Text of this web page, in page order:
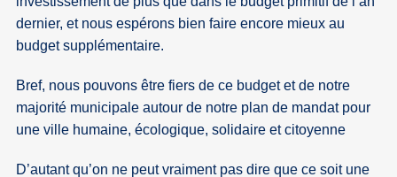
dernier, et nous espérons bien faire encore mieux au
budget supplémentaire.
Bref, nous pouvons être fiers de ce budget et de notre
majorité municipale autour de notre plan de mandat pour
une ville humaine, écologique, solidaire et citoyenne
D’autant qu’on ne peut vraiment pas dire que ce soit une